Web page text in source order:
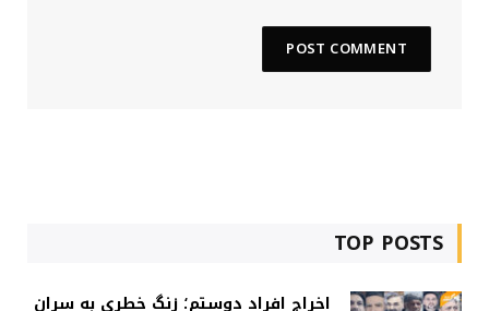
TOP POSTS
اخراج افراد دوستم؛ زنگ خطری به سران